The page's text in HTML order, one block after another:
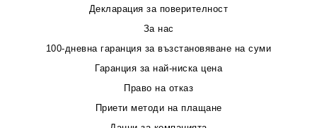
Декларация за поверителност
За нас
100-дневна гаранция за възстановяване на суми
Гаранция за най-ниска цена
Право на отказ
Приети методи на плащане